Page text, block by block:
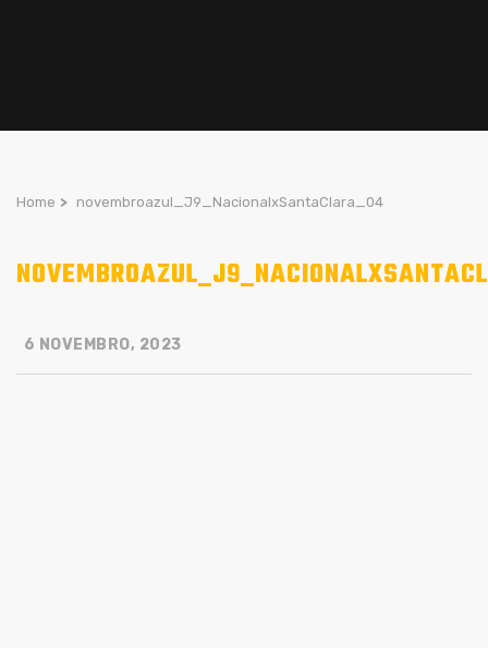
Home > novembroazul_J9_NacionalxSantaClara_04
6 NOVEMBRO, 2023